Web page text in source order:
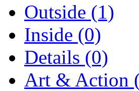
Outside (1)
Inside (0)
Details (0)
Art & Action